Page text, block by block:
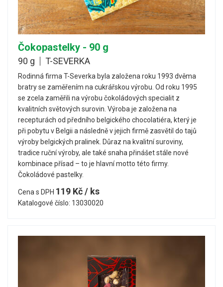
Čokopastelky - 90 g
90 g T-SEVERKA
Rodinná firma T-Severka byla založena roku 1993 dvěma
bratry se zaměřením na cukrářskou výrobu. Od roku 1995
se zcela zaměřili na výrobu čokoládových specialit z
kvalitních světových surovin. Výroba je založena na
recepturách od předního belgického chocolatiéra, který je
při pobytu v Belgii a následně v jejich firmě zasvětil do tajů
výroby belgických pralinek. Důraz na kvalitní suroviny,
tradice ruční výroby, ale také snaha přinášet stále nové
kombinace přísad – to je hlavní motto této firmy.
Čokoládové pastelky.
Cena s DPH 119 Kč / ks
Katalogové číslo: 13030020